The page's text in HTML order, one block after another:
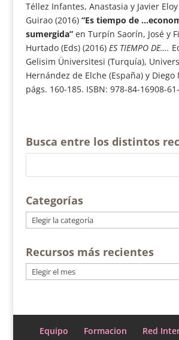
Téllez Infantes, Anastasia y Javier
Guirao (2016) “Es tiempo de
sumergida”en Turpín Saorín, José y
Hurtado (Eds) (2016) ES TIEMPO DE….
Gelisim Üniversitesi (Turquía),
Hernández de Elche (España) y Diego
págs. 160-185. ISBN: 978-84-16908-
Busca entre los distintos
Categorías
Categorías
Recursos más recientes
Recursos
más
Equipo Formacion
Red